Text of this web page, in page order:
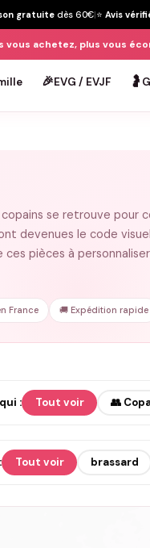
gratuite dès 60€|⭐ Avis
vous achetez, plus vous
🎉EVG / EVJF 🤰
se retrouve
devenues le code
pièces à
France 🚚 Expédition rapide
: Tout voir 👥
Tout voir brassard